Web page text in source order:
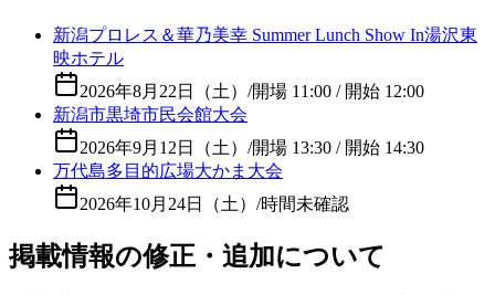
新潟プロレス＆華乃美幸 Summer Lunch Show In湯沢東
映ホテル
2026年8月22日（土） /開場 11:00 / 開始 12:00
新潟市黒埼市民会館大会
2026年9月12日（土） /開場 13:30 / 開始 14:30
万代島多目的広場大かま大会
2026年10月24日（土） /時間未確認
掲載情報の修正・追加について